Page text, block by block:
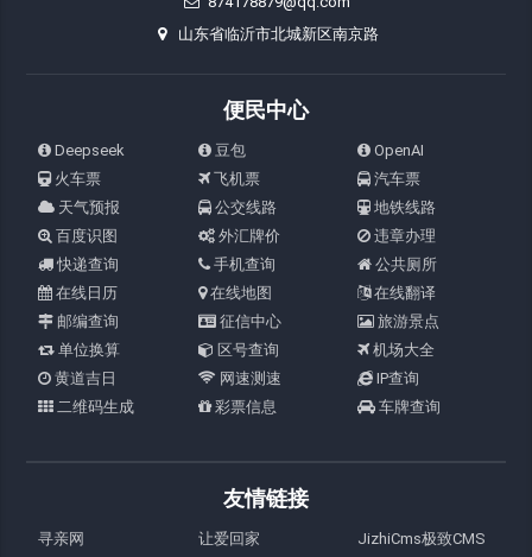
山东省临沂市北城新区南京路
便民中心
Deepseek 豆包
OpenAI
火车票
飞机票
汽车票
天气预报
公交线路
地铁线路
百度识图
外汇牌价
违章办理
快递查询
手机查询
公共厕所
在线日历
在线地图
在线翻译
邮编查询
征信中心
旅游景点
单位换算
区号查询
机场大全
黄道吉日
网速测速
IP查询
二维码生成
彩票信息 车牌查询
友情链接
寻亲网 让爱回家
JizhiCms极致CMS